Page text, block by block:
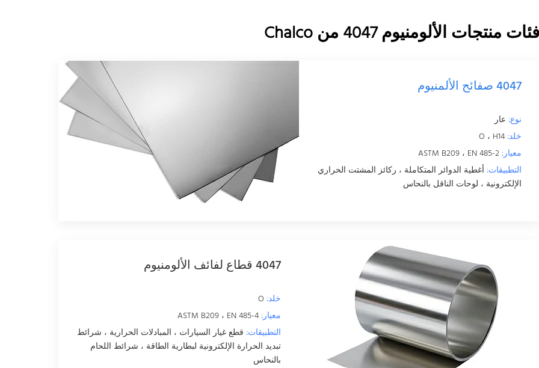
فئات منتجات الألومنيوم 4047 من Chalco
4047 صفائح الألمنيوم
نوع: عار
خلد:
معيار:
التطبيقات: أغطية الدوائر المتكاملة ، ركائز المشتت الحراري
الإلكترونية ، لوحات الناقل بالنحاس
4047 قطاع لفائف الألومنيوم
خلد:
معيار:
التطبيقات: قطع غيار السيارات ، المبادلات الحرارية ، شرائط
تبديد الحرارة الإلكترونية لبطارية الطاقة ، شرائط اللحام
بالنحاس